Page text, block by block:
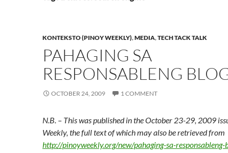
KONTEKSTO (PINOY WEEKLY),MEDIA,TECH TACK TALK
PAHAGING SA
RESPONSABLENG
OCTOBER 24, 2009 1 COMMENT
N.B. – This was published in the October 23-29, 2009
Weekly, the full text of which may also be retrieved from
http://pinoyweekly.org/new/pahaging-sa-responsableng-